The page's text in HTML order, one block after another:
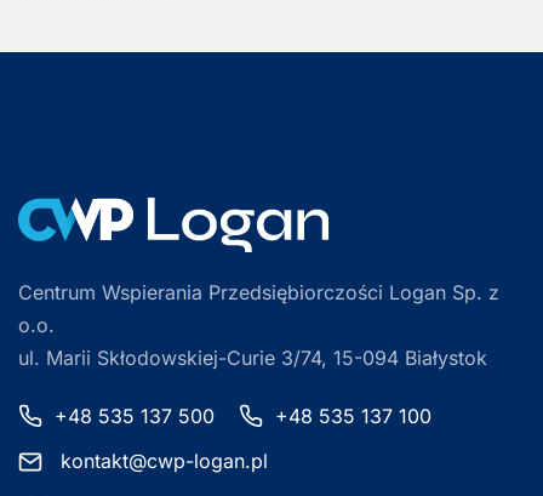
Centrum Wspierania Przedsiębiorczości Logan Sp. z
o.o.
ul. Marii Skłodowskiej-Curie 3/74, 15-094 Białystok
+48 535 137 500
+48 535 137 100
kontakt@cwp-logan.pl